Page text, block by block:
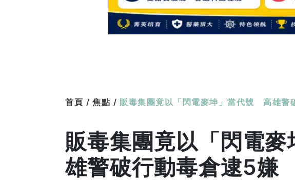
首頁 / 焦點 / 販毒集團竟以「閃電麥坤」當代號 高雄警
販毒集團竟以「閃電
雄警破行動毒倉逮5嫌